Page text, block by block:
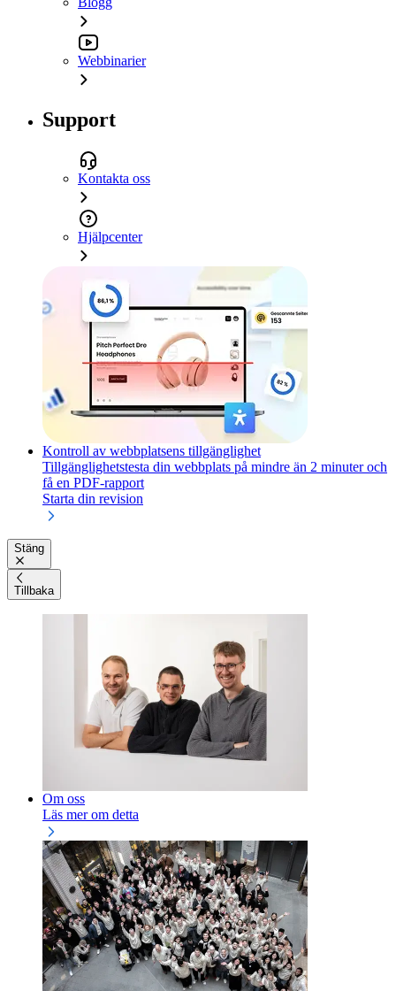
Webbinarier
Support
Kontakta oss
Hjälpcenter
Kontroll av webbplatsens tillgänglighet
Tillgänglighetstesta din webbplats på mindre än 2 minuter och
få en PDF-rapport
Starta din revision
Stäng
Tillbaka
Om oss
Läs mer om detta